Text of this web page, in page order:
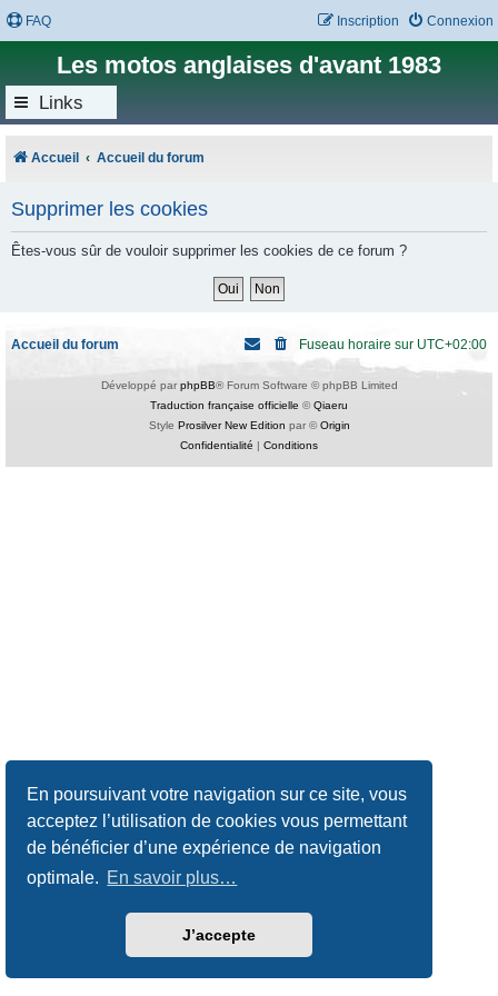
En poursuivant votre navigation sur ce site, vous
acceptez l’utilisation de cookies vous permettant
de bénéficier d’une expérience de navigation
optimale. En savoir plus…
J’accepte
FAQ Connexion
Inscription
Les motos anglaises d'avant 1983
Links
Accueil Accueil du forum
Supprimer les cookies
Êtes-vous sûr de vouloir supprimer les cookies de ce forum ?
Accueil du forum Fuseau horaire sur UTC+02:00
Développé par phpBB® Forum Software © phpBB Limited
Traduction française officielle ©Qiaeru
Style Prosilver New Edition par ©Origin
Confidentialité | Conditions